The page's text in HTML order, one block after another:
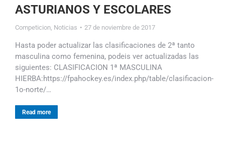
ASTURIANOS Y ESCOLARES
Competicion Noticias 27 de noviembre de 2017
Hasta poder actualizar las clasificaciones de 2ª tanto
masculina como femenina, podeis ver actualizadas las
siguientes: CLASIFICACION 1ª MASCULINA
HIERBA:https://fpahockey.es/index.php/table/clasificacion-
1o-norte/…
Read more